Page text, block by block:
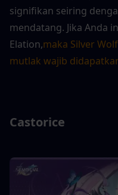
signifikan seiring
mendatang. Jika Anda
Elation,maka Silver
mutlak wajib
Castorice